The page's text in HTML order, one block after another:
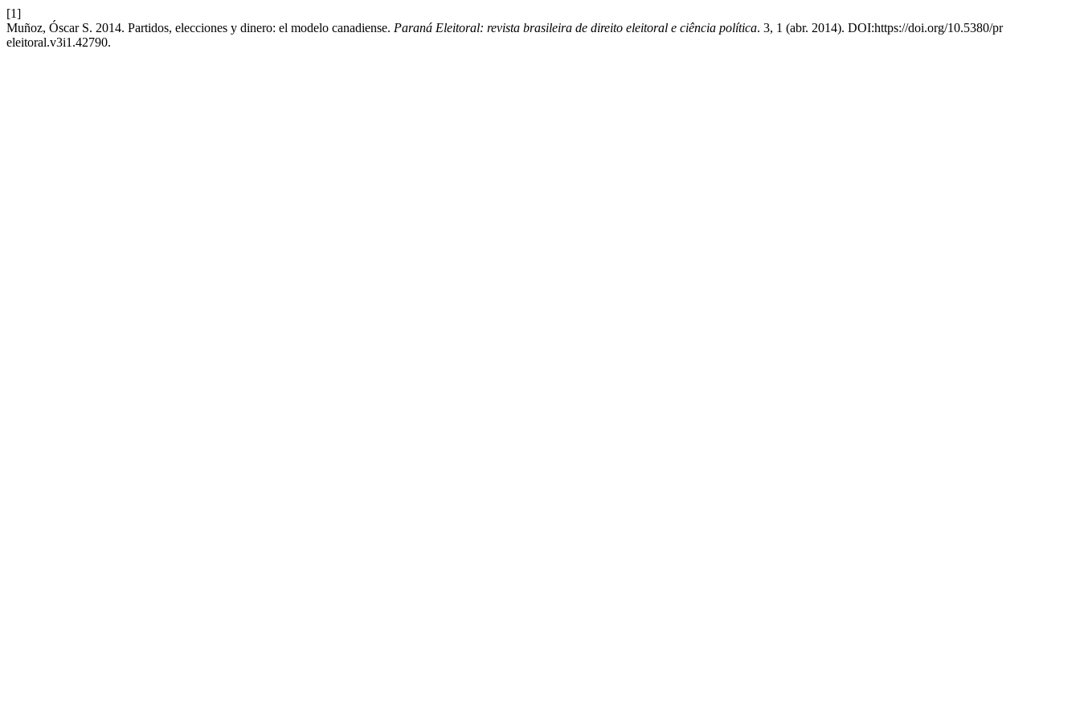
[1]
Muñoz, Óscar S. 2014. Partidos, elecciones y dinero: el modelo canadiense. Paraná Eleitoral: revista brasileira de direito eleitoral e ciência política. 3, 1 (abr. 2014). DOI:https://doi.org/10.5380/pr
eleitoral.v3i1.42790.